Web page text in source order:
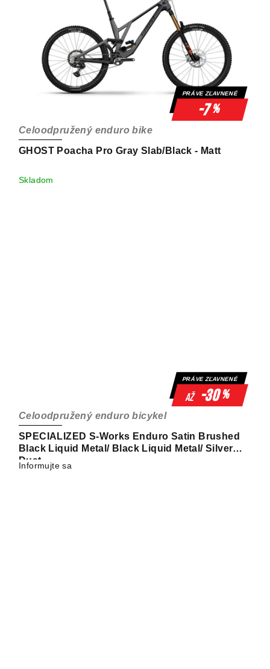
PRÁVE ZĽAVNENÉ
-7%
GHOST Poacha Pro Gray Slab/Black - Matt
Celoodpružený enduro bike
Skladom
PRÁVE ZĽAVNENÉ
až -30%
SPECIALIZED S-Works Enduro Satin Brushed
Black Liquid Metal/ Black Liquid Metal/ Silver
Dust
Celoodpružený enduro bicykel
Informujte sa